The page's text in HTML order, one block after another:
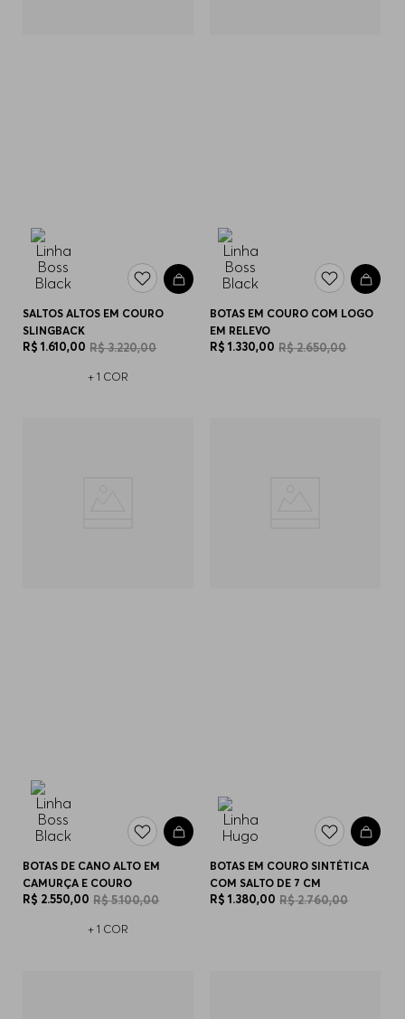
SALTOS ALTOS EM COURO
SLINGBACK
R$ 1.610,00 R$3.220,00
+ 1 COR
BOTAS EM COURO COM LOGO
EM RELEVO
R$ 1.330,00 R$2.650,00
BOTAS DE CANO ALTO EM
CAMURÇA E COURO
R$ 2.550,00 R$5.100,00
+ 1 COR
BOTAS EM COURO SINTÉTICA
COM SALTO DE 7 CM
R$ 1.380,00 R$2.760,00